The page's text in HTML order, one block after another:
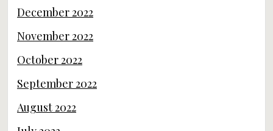
December 2022
November 2022
October 2022
September 2022
August 2022